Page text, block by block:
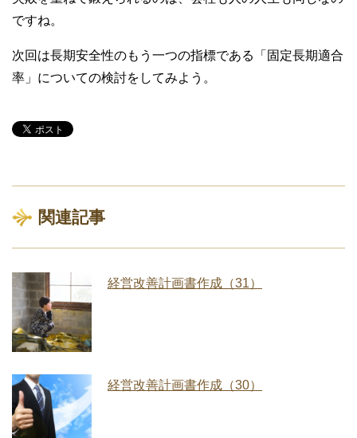
ですね。
次回は長期安全性のもう一つの指標である「固定長期適合
率」についての検討をしてみよう。
関連記事
経営改善計画書作成（31）
経営改善計画書作成（30）